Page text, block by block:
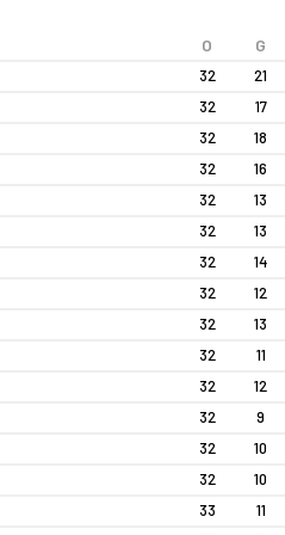
O G
32 21
32 17
32 18
32 16
32 13
32 13
32 14
32 12
32 13
32 11
32 12
32 9
32 10
32 10
33 11